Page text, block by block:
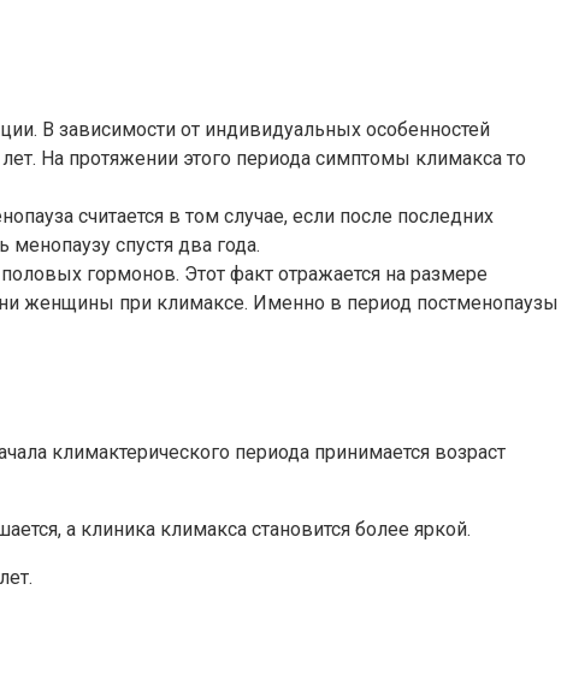
В зависимости от индивидуальных особенностей
На протяжении этого периода симптомы климакса то
считается в том случае, если после последних
спустя два года.
гормонов. Этот факт отражается на размере
женщины при климаксе. Именно в период постменопаузы
климактерического периода принимается возраст
а клиника климакса становится более яркой.